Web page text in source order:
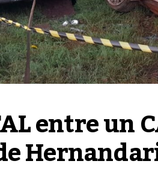
entre un